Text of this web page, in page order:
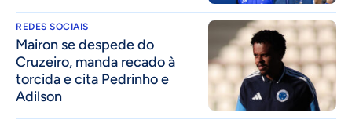
REDES SOCIAIS
Mairon se despede do
Cruzeiro, manda recado à
torcida e cita Pedrinho e
Adilson